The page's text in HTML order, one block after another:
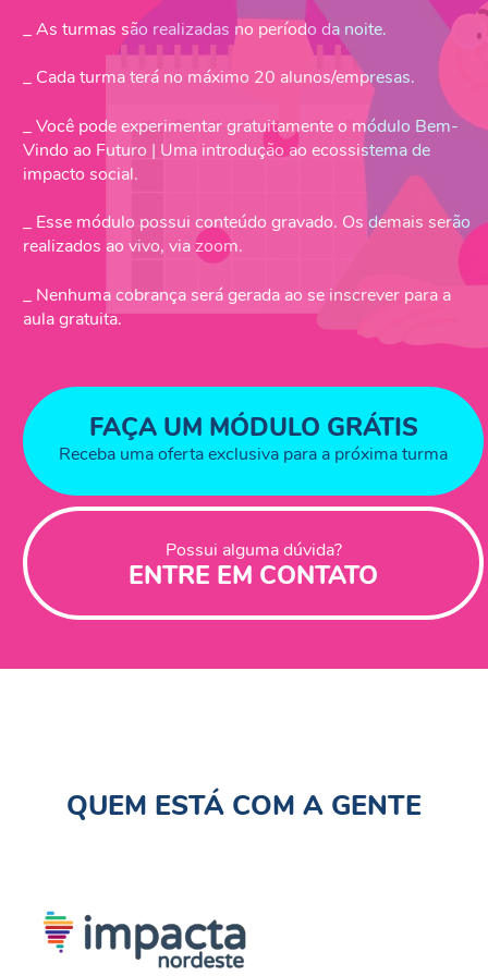
_ As turmas são realizadas no período da noite.
_ Cada turma terá no máximo 20 alunos/empresas.
_ Você pode experimentar gratuitamente o módulo Bem-
Vindo ao Futuro | Uma introdução ao ecossistema de
impacto social.
_ Esse módulo possui conteúdo gravado. Os demais serão
realizados ao vivo, via zoom.
_ Nenhuma cobrança será gerada ao se inscrever para a
aula gratuita.
FAÇA UM MÓDULO GRÁTIS
Receba uma oferta exclusiva para a próxima turma
Possui alguma dúvida?
ENTRE EM CONTATO
QUEM ESTÁ COM A GENTE